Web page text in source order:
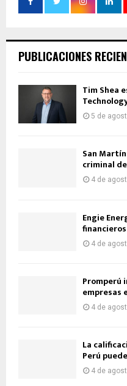
PUBLICACIONES
Tim Shea
5 de
San
criminal
4 de
Engie
4 de
Promperú
empresas
4 de
La
Perú
4 de